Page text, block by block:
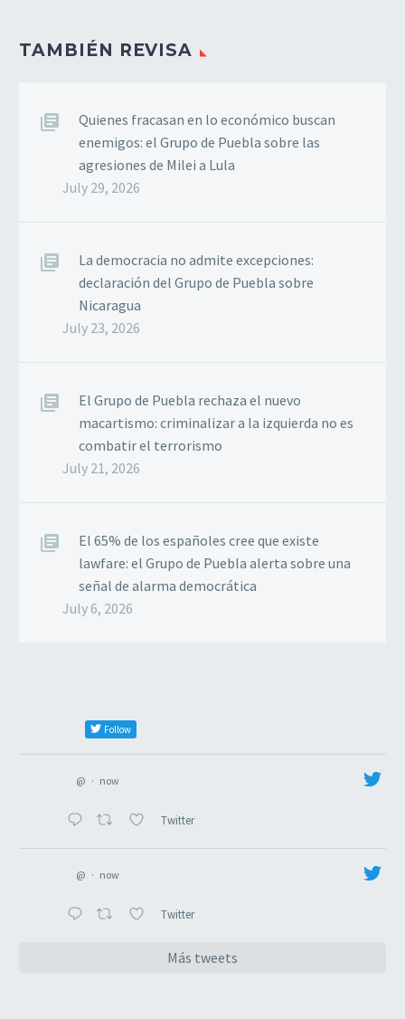
TAMBIÉN REVISA
Quienes fracasan en lo económico buscan
enemigos: el Grupo de Puebla sobre las
agresiones de Milei a Lula
July 29, 2026
La democracia no admite excepciones:
declaración del Grupo de Puebla sobre
Nicaragua
July 23, 2026
El Grupo de Puebla rechaza el nuevo
macartismo: criminalizar a la izquierda no es
combatir el terrorismo
July 21, 2026
El 65% de los españoles cree que existe
lawfare: el Grupo de Puebla alerta sobre una
señal de alarma democrática
July 6, 2026
Follow
@ · now
Twitter
@ · now
Twitter
Más tweets